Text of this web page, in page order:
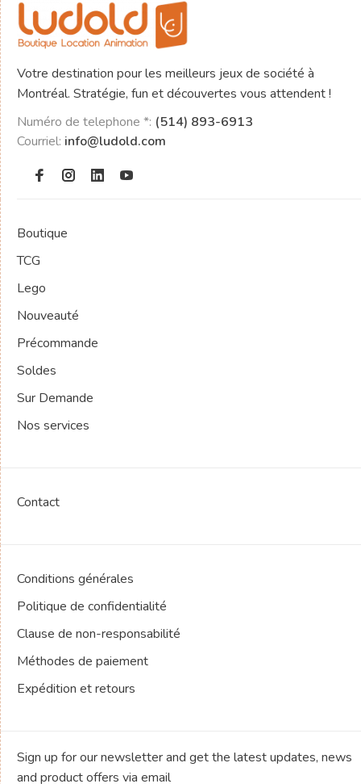
Votre destination pour les meilleurs jeux de société à
Montréal. Stratégie, fun et découvertes vous attendent !
Numéro de telephone *: (514) 893-6913
Courriel: info@ludold.com
Boutique
TCG
Lego
Nouveauté
Précommande
Soldes
Sur Demande
Nos services
Contact
Conditions générales
Politique de confidentialité
Clause de non-responsabilité
Méthodes de paiement
Expédition et retours
Sign up for our newsletter and get the latest updates, news
and product offers via email